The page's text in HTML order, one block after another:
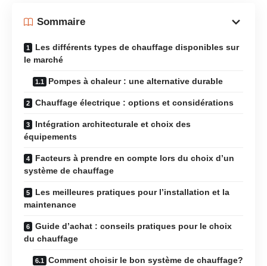
Sommaire
Les différents types de chauffage disponibles sur
le marché
Pompes à chaleur : une alternative durable
Chauffage électrique : options et considérations
Intégration architecturale et choix des
équipements
Facteurs à prendre en compte lors du choix d’un
système de chauffage
Les meilleures pratiques pour l’installation et la
maintenance
Guide d’achat : conseils pratiques pour le choix
du chauffage
Comment choisir le bon système de chauffage?